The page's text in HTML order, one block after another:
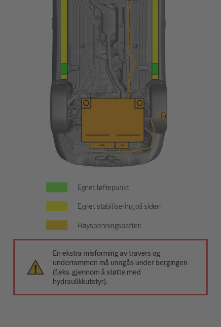
Egnet løftepunkt
Egnet stabilisering på siden
Høyspenningsbatteri
En ekstra misforming av travers og
underrammen må unngås under bergingen
(f.eks. gjennom å støtte med
hydraulikkutstyr).